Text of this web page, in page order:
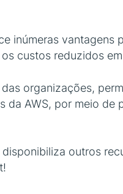
inúmeras vantagens
custos reduzidos
organizações,
da AWS, por meio de
outros